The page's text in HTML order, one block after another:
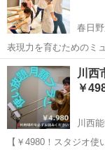
春日
表現力を育むためのミ
一緒に「好き」に挑戦
ッスンにお越しください♪（詳細は下
ジや浮かんだ想い」を
兵庫 神戸市 春
川西
￥
川西
【￥4980！スタジオ使い放題